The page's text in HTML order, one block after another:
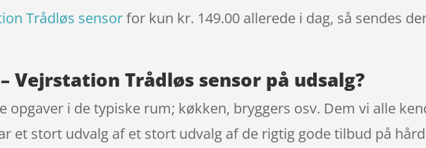
Trådløs sensorfor kun kr. 149.00 allerede i dag, så sendes
Vejrstation Trådløs sensor på udsalg?
opgaver i de typiske rum; køkken, bryggers osv. Dem vi alle
et stort udvalg af et stort udvalg af de rigtig gode tilbud på